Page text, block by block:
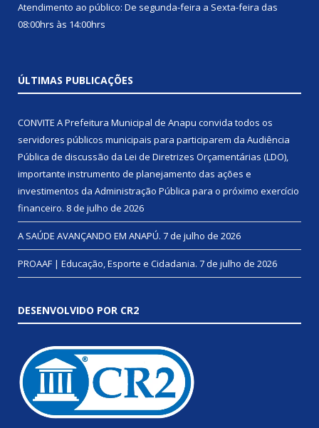
Atendimento ao público: De segunda-feira a Sexta-feira das
08:00hrs às 14:00hrs
ÚLTIMAS PUBLICAÇÕES
CONVITE A Prefeitura Municipal de Anapu convida todos os
servidores públicos municipais para participarem da Audiência
Pública de discussão da Lei de Diretrizes Orçamentárias (LDO),
importante instrumento de planejamento das ações e
investimentos da Administração Pública para o próximo exercício
financeiro. 8 de julho de 2026
A SAÚDE AVANÇANDO EM ANAPÚ. 7 de julho de 2026
PROAAF | Educação, Esporte e Cidadania. 7 de julho de 2026
DESENVOLVIDO POR CR2